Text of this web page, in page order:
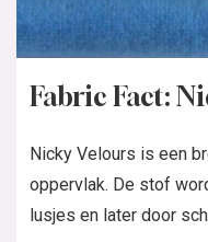
Fabric Fact:
Nicky Velours is een
oppervlak. De stof
lusjes en later door